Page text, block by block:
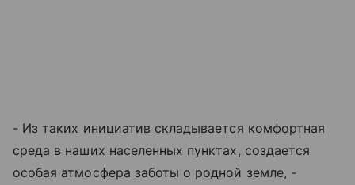
- Из таких инициатив складывается комфортная
среда в наших населенных пунктах, создается
особая атмосфера заботы о родной земле, -